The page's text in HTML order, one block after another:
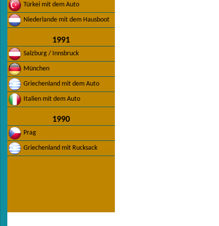
Türkei mit dem Auto
Niederlande mit dem Hausboot
1991
Salzburg / Innsbruck
München
Griechenland mit dem Auto
Italien mit dem Auto
1990
Prag
Griechenland mit Rucksack